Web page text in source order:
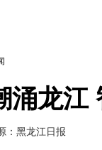
涌龙江
：黑龙江日报